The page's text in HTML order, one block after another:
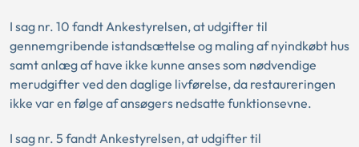
I sag nr. 10 fandt Ankestyrelsen, at udgifter til
gennemgribende istandsættelse og maling af nyindkøbt hus
samt anlæg af have ikke kunne anses som nødvendige
merudgifter ved den daglige livførelse, da restaureringen
ikke var en følge af ansøgers nedsatte funktionsevne.
I sag nr. 5 fandt Ankestyrelsen, at udgifter til